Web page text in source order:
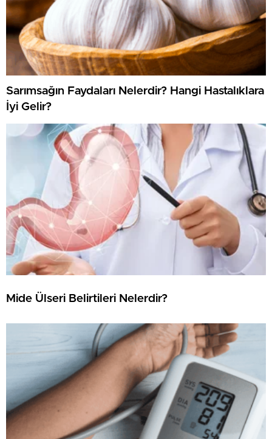
Sarımsağın Faydaları Nelerdir? Hangi Hastalıklara
İyi Gelir?
Mide Ülseri Belirtileri Nelerdir?